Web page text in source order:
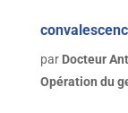
par Docteur
Opération du